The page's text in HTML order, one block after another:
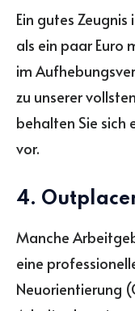
Ein gutes
als ein paar Euro
im
zu unserer
behalten Sie sich
vor.
4.
Manche
eine
Neuorientierung